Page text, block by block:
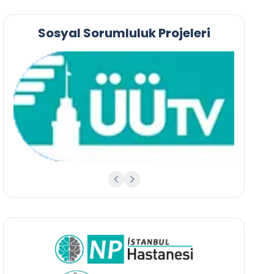
Sosyal Sorumluluk Projeleri